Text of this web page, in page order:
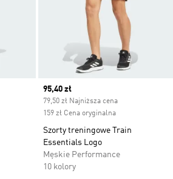
Current price
95,40 zł
79,50 zł Najniższa cena
159 zł Cena oryginalna
Szorty treningowe Train
Essentials Logo
Męskie Performance
10 kolory